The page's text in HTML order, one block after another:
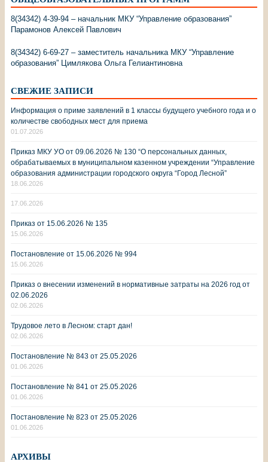
8(34342) 4-39-94 – начальник МКУ “Управление образования”
Парамонов Алексей Павлович
8(34342) 6-69-27 – заместитель начальника МКУ “Управление
образования” Цимлякова Ольга Гелиантиновна
СВЕЖИЕ ЗАПИСИ
Информация о приме заявлений в 1 классы будущего учебного года и о
количестве свободных мест для приема
01.07.2026
Приказ МКУ УО от 09.06.2026 № 130 “О персональных данных,
обрабатываемых в муниципальном казенном учреждении “Управление
образования администрации городского округа “Город Лесной”
18.06.2026
17.06.2026
Приказ от 15.06.2026 № 135
15.06.2026
Постановление от 15.06.2026 № 994
15.06.2026
Приказ о внесении изменений в нормативные затраты на 2026 год от
02.06.2026
02.06.2026
Трудовое лето в Лесном: старт дан!
02.06.2026
Постановление № 843 от 25.05.2026
01.06.2026
Постановление № 841 от 25.05.2026
01.06.2026
Постановление № 823 от 25.05.2026
01.06.2026
АРХИВЫ